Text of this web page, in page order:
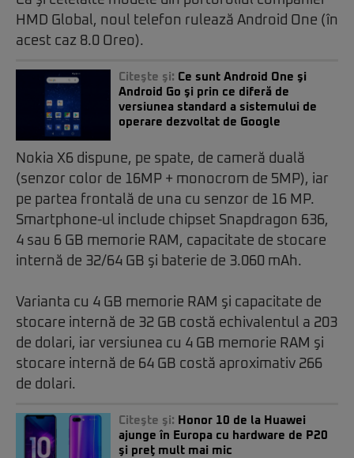
HMD Global, noul telefon rulează Android One (în
acest caz 8.0 Oreo).
Citeşte şi: Ce sunt Android One şi
Android Go şi prin ce diferă de
versiunea standard a sistemului de
operare dezvoltat de Google
Nokia X6 dispune, pe spate, de cameră duală
(senzor color de 16MP + monocrom de 5MP), iar
pe partea frontală de una cu senzor de 16 MP.
Smartphone-ul include chipset Snapdragon 636,
4 sau 6 GB memorie RAM, capacitate de stocare
internă de 32/64 GB şi baterie de 3.060 mAh.
Varianta cu 4 GB memorie RAM şi capacitate de
stocare internă de 32 GB costă echivalentul a 203
de dolari, iar versiunea cu 4 GB memorie RAM şi
stocare internă de 64 GB costă aproximativ 266
de dolari.
Citeşte şi: Honor 10 de la Huawei
ajunge în Europa cu hardware de P20
şi preţ mult mai mic